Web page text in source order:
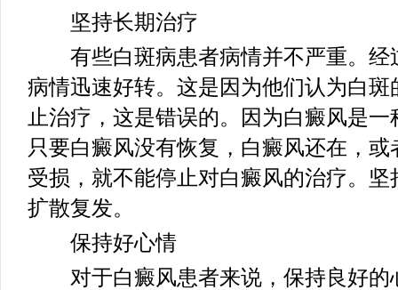
坚持长期治疗
有些白斑病患者病情并不严重。经
病情迅速好转。这是因为他们认为白
止治疗，这是错误的。因为白癜风是
只要白癜风没有恢复，白癜风还在，
受损，就不能停止对白癜风的治疗。
扩散复发。
保持好心情
对于白癜风患者来说，保持良好的